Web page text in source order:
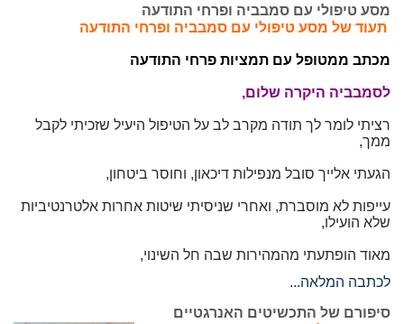
מסע טיפולי עם סמבביה ופרחי התודעה
תעוד של מסע טיפולי עם סמבביה ופרחי התודעה
מכתב ממטופל עם תמציות פרחי התודעה
לסמבביה היקרה שלום,
רציתי לומר לך תודה מקרב לב על הטיפול היעיל שזכיתי לקבל
ממך,
הגעתי אלייך סובל מנפילות דיכאון, וחוסר ביטחון,
עייפות לא מוסברת, ואחרי שניסיתי שיטות אחרות אלטרנטיביות
שלא הועילו,
מאוד הופתעתי מהמהירות שבה חל השינוי,
לכתבה המלאה...
סיפורם של התכשיטים האנרגטיים